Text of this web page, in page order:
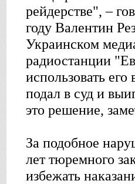
рейдерстве", –
году Валентин
Украинском
радиостанции
использовать
подал в суд и
это решение,
За подобное
лет тюремного
избежать